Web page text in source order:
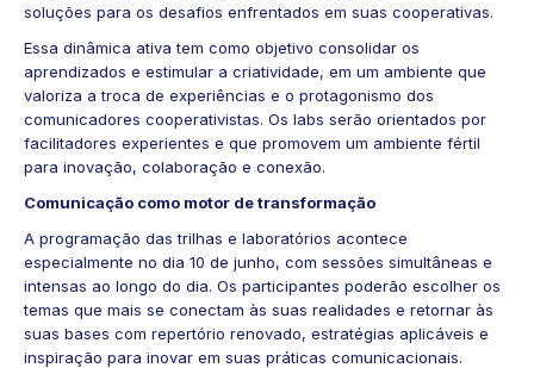
soluções para os desafios enfrentados em suas cooperativas.
Essa dinâmica ativa tem como objetivo consolidar os
aprendizados e estimular a criatividade, em um ambiente que
valoriza a troca de experiências e o protagonismo dos
comunicadores cooperativistas. Os labs serão orientados por
facilitadores experientes e que promovem um ambiente fértil
para inovação, colaboração e conexão.
Comunicação como motor de transformação
A programação das trilhas e laboratórios acontece
especialmente no dia 10 de junho, com sessões simultâneas e
intensas ao longo do dia. Os participantes poderão escolher os
temas que mais se conectam às suas realidades e retornar às
suas bases com repertório renovado, estratégias aplicáveis e
inspiração para inovar em suas práticas comunicacionais.